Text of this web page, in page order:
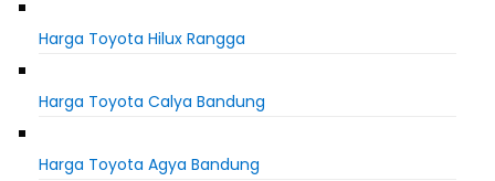
Harga Toyota Hilux Rangga
Harga Toyota Calya Bandung
Harga Toyota Agya Bandung